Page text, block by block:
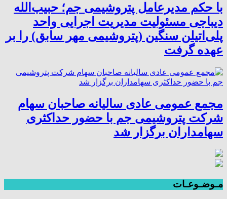
با حکم مدیرعامل پتروشیمی جم؛ حبیب‌الله
دیباجی مسئولیت مدیریت اجرایی واحد
پلی‌اتیلن سنگین (پتروشیمی مهر سابق) را بر
عهده گرفت
مجمع عمومی عادی سالیانه صاحبان سهام
شرکت پتروشیمی جم با حضور حداکثری
سهامداران برگزار شد
مـوضـوعـات